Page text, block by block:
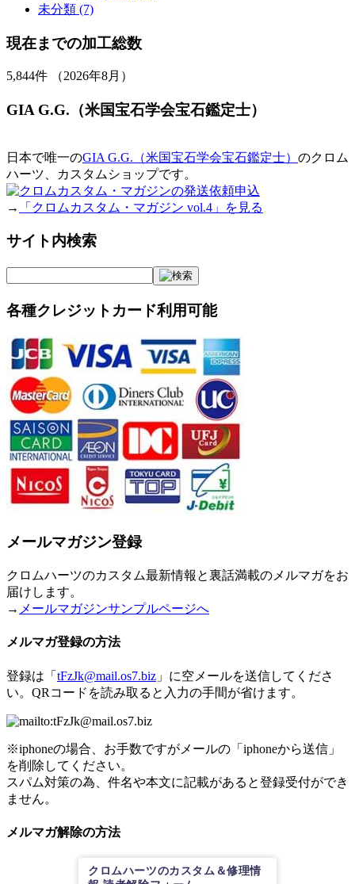
未分類 (7)
現在までの加工総数
5,844件 （2026年8月）
GIA G.G.（米国宝石学会宝石鑑定士）
日本で唯一のGIA G.G.（米国宝石学会宝石鑑定士） のクロム
ハーツ、カスタムショップです。
→ 「クロムカスタム・マガジン vol.4」を見る
サイト内検索
各種クレジットカード利用可能
メールマガジン登録
クロムハーツのカスタム最新情報と裏話満載のメルマガをお
届けします。
→ メールマガジンサンプルページへ
メルマガ登録の方法
登録は「 tFzJk@mail.os7.biz 」に空メールを送信してくださ
い。QRコードを読み取ると入力の手間が省けます。
※iphoneの場合、お手数ですがメールの「iphoneから送信」
を削除してください。
スパム対策の為、件名や本文に記載があると登録受付ができ
ません。
メルマガ解除の方法
クロムハーツのカスタム＆修理情